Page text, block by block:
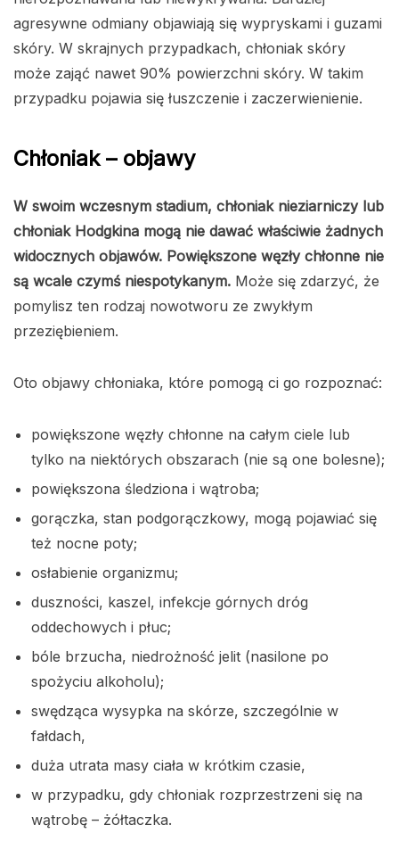
agresywne odmiany objawiają się wypryskami i guzami
skóry. W skrajnych przypadkach, chłoniak skóry
może zająć nawet 90% powierzchni skóry. W takim
przypadku pojawia się łuszczenie i zaczerwienienie.
Chłoniak – objawy
W swoim wczesnym stadium, chłoniak nieziarniczy lub
chłoniak Hodgkina mogą nie dawać właściwie żadnych
widocznych objawów. Powiększone węzły chłonne nie
są wcale czymś niespotykanym. Może się zdarzyć, że
pomylisz ten rodzaj nowotworu ze zwykłym
przeziębieniem.
Oto objawy chłoniaka, które pomogą ci go rozpoznać:
powiększone węzły chłonne na całym ciele lub
tylko na niektórych obszarach (nie są one bolesne);
powiększona śledziona i wątroba;
gorączka, stan podgorączkowy, mogą pojawiać się
też nocne poty;
osłabienie organizmu;
duszności, kaszel, infekcje górnych dróg
oddechowych i płuc;
bóle brzucha, niedrożność jelit (nasilone po
spożyciu alkoholu);
swędząca wysypka na skórze, szczególnie w
fałdach,
duża utrata masy ciała w krótkim czasie,
w przypadku, gdy chłoniak rozprzestrzeni się na
wątrobę – żółtaczka.